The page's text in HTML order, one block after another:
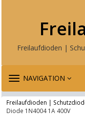
Freilaufdioden |
TOGGLE
NAVIGATION
Freilaufdioden |
Diode 1N4004 1A 400V